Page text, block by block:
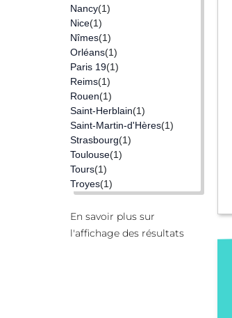
Nancy(1)
Nice(1)
Nîmes(1)
Orléans(1)
Paris 19(1)
Reims(1)
Rouen(1)
Saint-Herblain(1)
Saint-Martin-d'Hères(1)
Strasbourg(1)
Toulouse(1)
Tours(1)
Troyes(1)
En savoir plus sur
l'affichage des résultats